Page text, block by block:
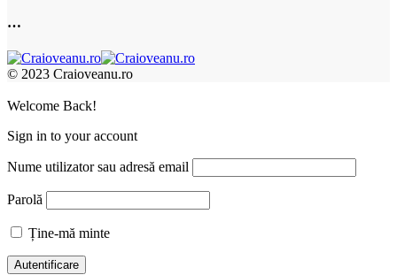
…
© 2023 Craioveanu.ro
Welcome Back!
Sign in to your account
Nume utilizator sau adresă email
Parolă
Ține-mă minte